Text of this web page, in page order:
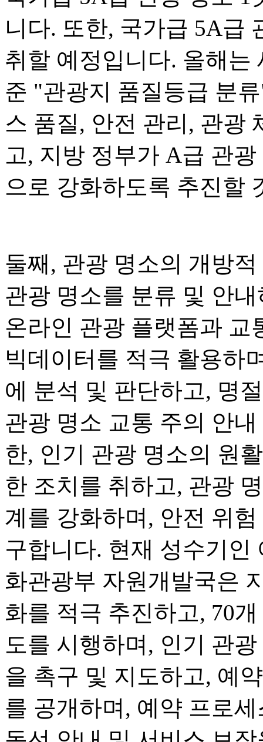
니다. 또한, 국가급 5A급
취할 예정입니다. 올해는
준 "관광지 품질등급 분
스 품질, 안전 관리, 관광
고, 지방 정부가 A급 관
으로 강화하도록 추진할
둘째, 관광 명소의 개방
관광 명소를 분류 및 안
온라인 관광 플랫폼과 교
빅데이터를 적극 활용하
에 분석 및 판단하고, 명
관광 명소 교통 주의 안
한, 인기 관광 명소의 원
한 조치를 취하고, 관광
계를 강화하며, 안전 위
구합니다. 현재 성수기인
화관광부 자원개발국은
화를 적극 추진하고, 70
도를 시행하며, 인기 관
을 촉구 및 지도하고, 예
를 공개하며, 예약 프로